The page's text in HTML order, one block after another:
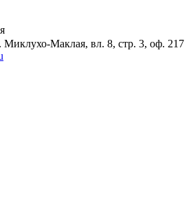
Миклухо-Маклая, вл. 8, стр. 3, оф. 217